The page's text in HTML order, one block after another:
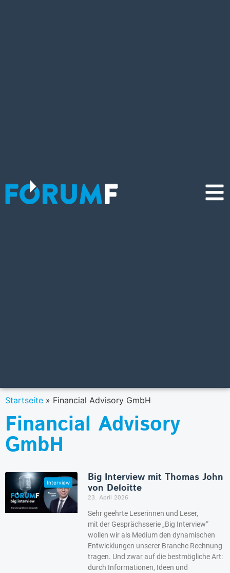
Startseite » Financial Advisory GmbH
Financial Advisory
GmbH
Big Interview mit Thomas John
von Deloitte
23. April 2026
Sehr geehrte Leserinnen und Leser,
mit der Gesprächsserie „Big Interview“
wollen wir als Medium den dynamischen
Entwicklungen unserer Branche Rechnung
tragen. Und zwar auf die bestmögliche Art:
durch Informationen, Ideen und